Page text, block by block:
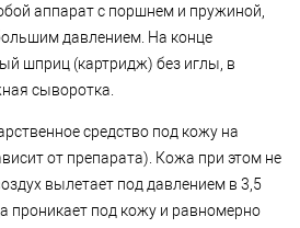
аппарат с поршнем и пружиной,
давлением. На конце
шприц (картридж) без иглы, в
сыворотка.
средство под кожу на
от препарата). Кожа при этом не
вылетает под давлением в 3,5
проникает под кожу и равномерно